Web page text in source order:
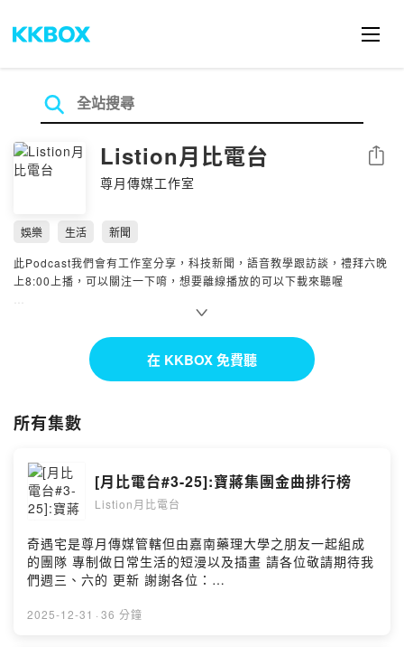
Listion月比電台
尊月傳媒工作室
分享
娛樂 生活
新聞
此Podcast我們會有工作室分享，科技新聞，語音教學跟訪談，禮拜六晚
上8:00上播，可以關注一下唷，想要離線播放的可以下載來聽喔
Hosting provided by SoundOn
在 KKBOX 免費聽
所有集數
[月比電台#3-25]:寶蔣集團金曲排行榜
Listion月比電台
奇遇宅是尊月傳媒管轄但由嘉南藥理大學之朋友一起組成
的團隊 專制做日常生活的短漫以及插畫 請各位敬請期待我
們週三、六的 更新 謝謝各位：
目由小藍泡芙冠名贊助播出： @bluepuff555 ** 寶蔣集團
2025-12-31 · 36 分鐘